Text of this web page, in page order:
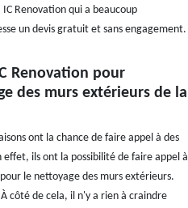
Renovation qui a beaucoup
un devis gratuit et sans engagement.
Renovation pour
des murs extérieurs de la
ont la chance de faire appel à des
effet, ils ont la possibilité de faire appel à
le nettoyage des murs extérieurs.
côté de cela, il n'y a rien à craindre